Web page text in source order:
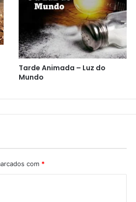
Tarde Animada – Luz do
Mundo
com *